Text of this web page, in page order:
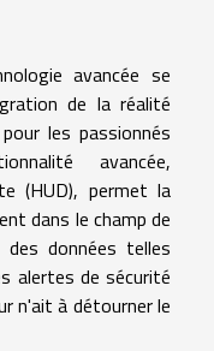
avancée se
de la réalité
les passionnés
avancée,
(HUD), permet la
dans le champ de
données telles
alertes de sécurité
n'ait à détourner le